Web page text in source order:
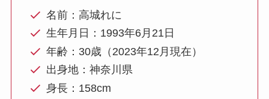
名前：高城れに
生年月日：1993年6月21日
年齢：30歳（2023年12月現在）
出身地：神奈川県
身長：158cm